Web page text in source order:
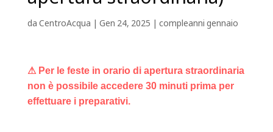
daCentroAcqua | Gen 24, 2025 | compleanni gennaio
⚠ Per le feste in orario di apertura straordinaria
non è possibile accedere 30 minuti prima per
effettuare i preparativi.